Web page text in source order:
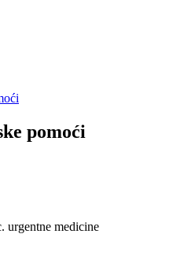
pomoći
urgentne medicine